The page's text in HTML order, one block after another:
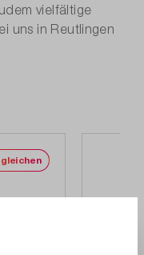
vielfältige
uns in Reutlingen